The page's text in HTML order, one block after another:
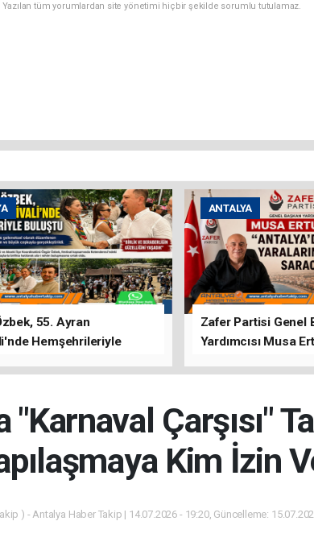
tüm yorumlardan site yönetimi hiçbir şekilde sorumlu tutulamaz.
55. Ayran
Hemşehrileriyle
ANTALYA
Zafer Partisi Genel
Yardımcısı Musa
"Karnaval Çarşısı"
Kim İzin
) - Antalya Haber Takip | 14.07.2026 - 19:20, Güncelleme: